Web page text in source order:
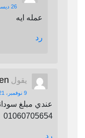
26 ديسمبر، 2022 الساعة 3:38 ص
عمله ايه
رد
يقول
9 نوفمبر، 2021 الساعة 7:57 م
عندي مبلغ
01060705654
رد